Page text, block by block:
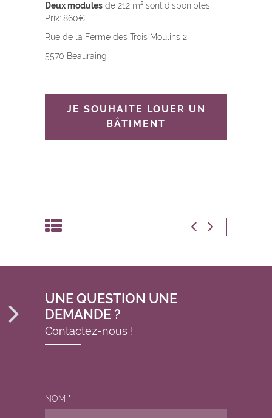
Deux modules de 212 m² sont disponibles.
Prix: 860€.
Rue de la Ferme des Trois Moulins 2
5570 Beauraing
JE SOUHAITE LOUER UN
BÂTIMENT
:
UNE QUESTION UNE
DEMANDE ?
Contactez-nous !
NOM *